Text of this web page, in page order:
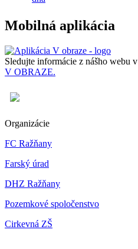
Mobilná aplikácia
Sledujte informácie z nášho webu v
V OBRAZE.
Organizácie
FC Ražňany
Farský úrad
DHZ Ražňany
Pozemkové spoločenstvo
Cirkevná ZŠ